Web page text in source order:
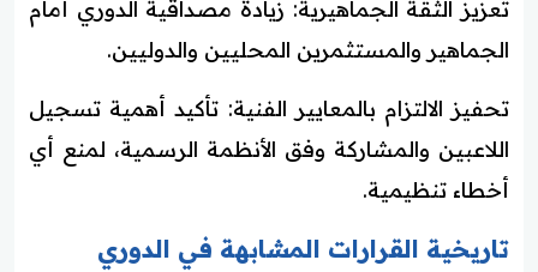
تعزيز الثقة الجماهيرية: زيادة مصداقية الدوري أمام
الجماهير والمستثمرين المحليين والدوليين.
تحفيز الالتزام بالمعايير الفنية: تأكيد أهمية تسجيل
اللاعبين والمشاركة وفق الأنظمة الرسمية، لمنع أي
أخطاء تنظيمية.
تاريخية القرارات المشابهة في الدوري